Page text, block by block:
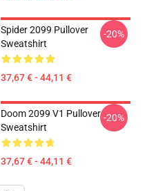
Spider 2099 Pullover
Sweatshirt
37,67 € - 44,11 €
-20%
Doom 2099 V1 Pullover
Sweatshirt
37,67 € - 44,11 €
-20%